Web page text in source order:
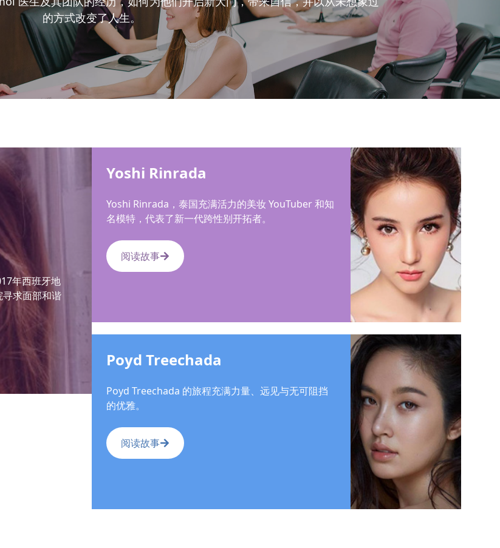
的方式改变了人生。
年西班牙地
求面部和谐
Yoshi Rinrada
Yoshi Rinrada，泰国充满活力的美妆 YouTuber 和知
名模特，代表了新一代跨性别开拓者。
阅读故事
Poyd Treechada
Poyd Treechada 的旅程充满力量、远见与无可阻挡
的优雅。
阅读故事